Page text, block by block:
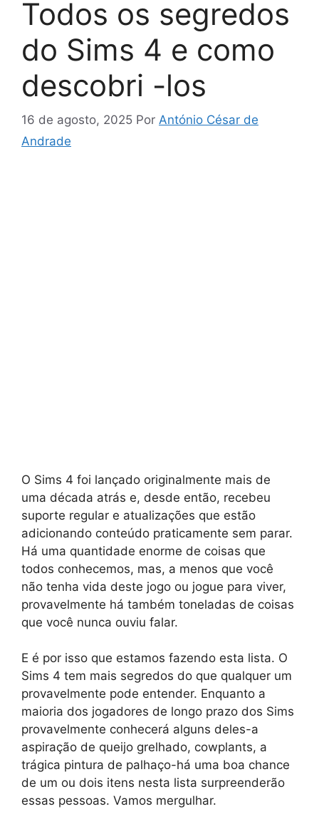
Todos os segredos
do Sims 4 e como
descobri -los
16 de agosto, 2025 Por António César de
Andrade
O Sims 4 foi lançado originalmente mais de
uma década atrás e, desde então, recebeu
suporte regular e atualizações que estão
adicionando conteúdo praticamente sem parar.
Há uma quantidade enorme de coisas que
todos conhecemos, mas, a menos que você
não tenha vida deste jogo ou jogue para viver,
provavelmente há também toneladas de coisas
que você nunca ouviu falar.
E é por isso que estamos fazendo esta lista. O
Sims 4 tem mais segredos do que qualquer um
provavelmente pode entender. Enquanto a
maioria dos jogadores de longo prazo dos Sims
provavelmente conhecerá alguns deles-a
aspiração de queijo grelhado, cowplants, a
trágica pintura de palhaço-há uma boa chance
de um ou dois itens nesta lista surpreenderão
essas pessoas. Vamos mergulhar.